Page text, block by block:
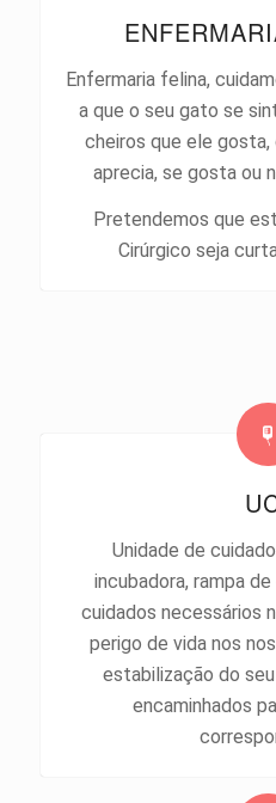
Enfermaria felina,
a que o seu gato se
cheiros que ele gosta,
aprecia, se gosta ou
Pretendemos que
Cirúrgico seja
Unidade de
incubadora, rampa
cuidados necessários
perigo de vida nos
estabilização do
encaminhados